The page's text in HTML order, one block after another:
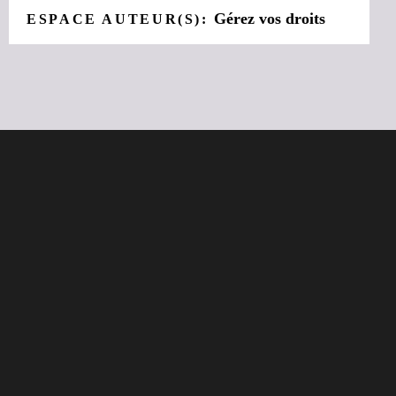
ESPACE AUTEUR(S): Gérez vos droits